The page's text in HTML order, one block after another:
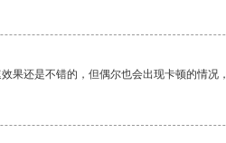
果还是不错的，但偶尔也会出现卡顿的情况